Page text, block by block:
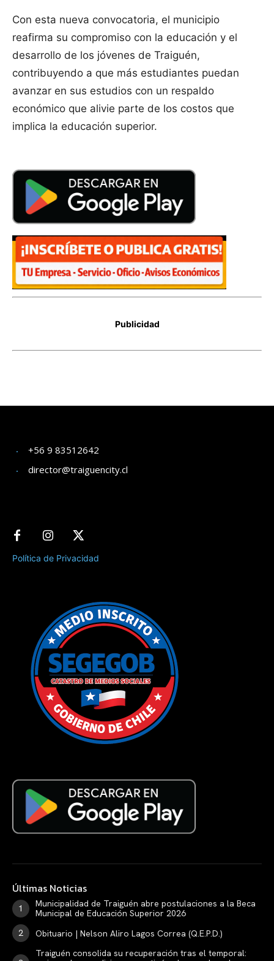
+56 9 83512642
director@traiguencity.cl
Política de Privacidad
Últimas Noticias
Municipalidad de Traiguén abre postulaciones a la Beca
Municipal de Educación Superior 2026
Obituario | Nelson Aliro Lagos Correa (Q.E.P.D.)
Traiguén consolida su recuperación tras el temporal: